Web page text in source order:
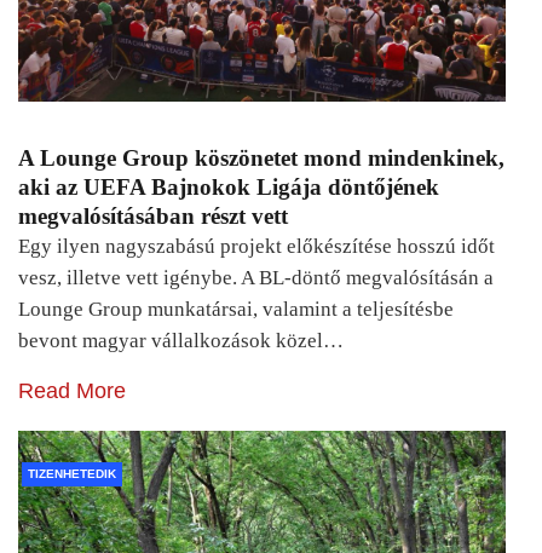
A Lounge Group köszönetet mond mindenkinek,
aki az UEFA Bajnokok Ligája döntőjének
megvalósításában részt vett
Egy ilyen nagyszabású projekt előkészítése hosszú időt
vesz, illetve vett igénybe. A BL-döntő megvalósításán a
Lounge Group munkatársai, valamint a teljesítésbe
bevont magyar vállalkozások közel…
Read More
TIZENHETEDIK